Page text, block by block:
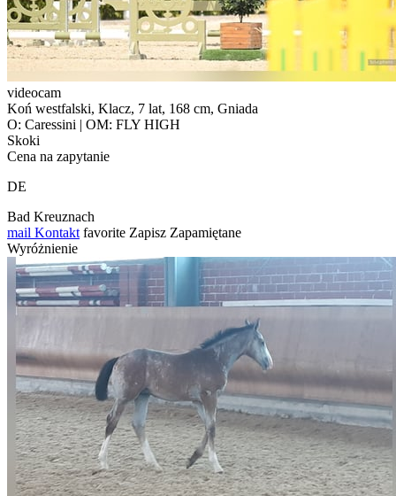
videocam
Koń westfalski, Klacz, 7 lat, 168 cm, Gniada
O: Caressini | OM: FLY HIGH
Skoki
Cena na zapytanie
DE
Bad Kreuznach
mail Kontakt favorite Zapisz Zapamiętane
Wyróżnienie